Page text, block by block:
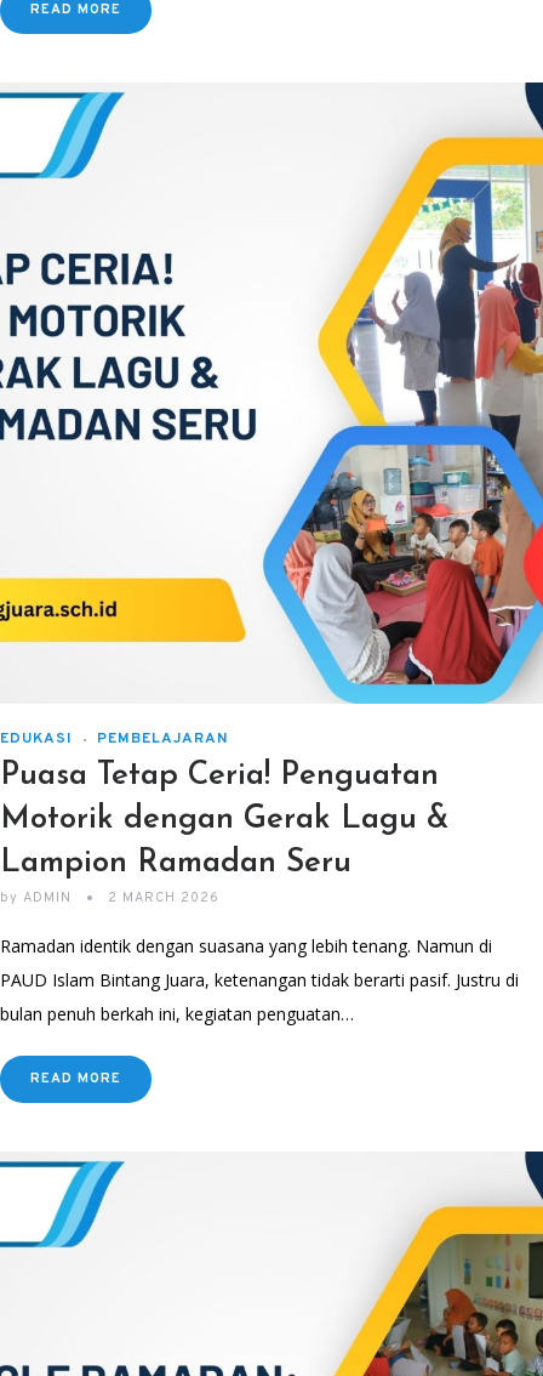
READ MORE
EDUKASI PEMBELAJARAN
Puasa Tetap Ceria! Penguatan
Motorik dengan Gerak Lagu &
Lampion Ramadan Seru
by ADMIN 2 MARCH 2026
Ramadan identik dengan suasana yang lebih tenang. Namun di
PAUD Islam Bintang Juara, ketenangan tidak berarti pasif. Justru di
bulan penuh berkah ini, kegiatan penguatan…
READ MORE